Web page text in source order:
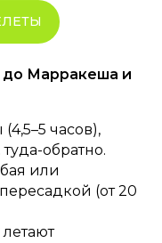
до Марракеша и
часов),
обратно.
или
(от 20